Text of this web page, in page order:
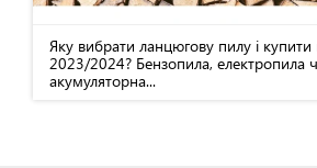
Яку вибрати ланцюгову пилу і купити
2023/2024? Бензопила, електропила
акумуляторна...